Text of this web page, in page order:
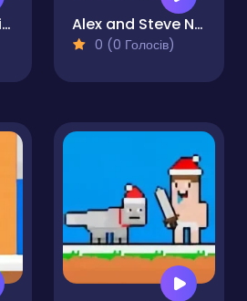
Sprunki 456 Squid Cookie Alex and Steve Nether
0 (0 Голосів)